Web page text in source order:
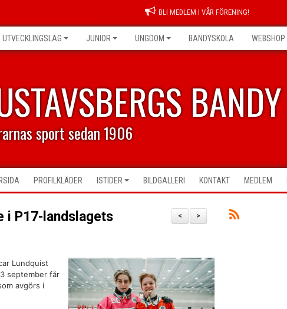
BLI MEDLEM I VÅR FÖRENING!
UTVECKLINGSLAG JUNIOR UNGDOM BANDYSKOLA WEBSHOP
BANDY
sport sedan 1906
PROFILKLÄDER ISTIDER BILDGALLERI KONTAKT MEDLEM
>
<
i P17-landslagets
Lundquist
september får
avgörs i